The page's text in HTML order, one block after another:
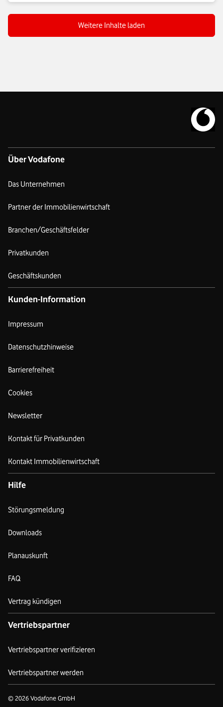
Weitere Inhalte laden
Zur
Über Vodafone
Das Unternehmen
Partner der Immobilienwirtschaft
Branchen/Geschäftsfelder
Privatkunden
Geschäftskunden
Kunden-Information
Impressum
Datenschutzhinweise
Barrierefreiheit
Cookies
Newsletter
Kontakt für Privatkunden
Kontakt Immobilienwirtschaft
Hilfe
Störungsmeldung
Downloads
Planauskunft
FAQ
Vertrag kündigen
Vertriebspartner
Vertriebspartner verifizieren
Vertriebspartner werden
© 2026 Vodafone GmbH